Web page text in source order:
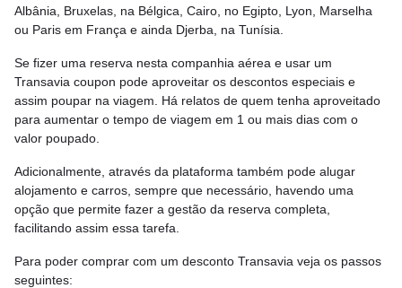
Albânia, Bruxelas, na Bélgica, Cairo, no Egipto, Lyon, Marselha
ou Paris em França e ainda Djerba, na Tunísia.
Se fizer uma reserva nesta companhia aérea e usar um
Transavia coupon pode aproveitar os descontos especiais e
assim poupar na viagem. Há relatos de quem tenha aproveitado
para aumentar o tempo de viagem em 1 ou mais dias com o
valor poupado.
Adicionalmente, através da plataforma também pode alugar
alojamento e carros, sempre que necessário, havendo uma
opção que permite fazer a gestão da reserva completa,
facilitando assim essa tarefa.
Para poder comprar com um desconto Transavia veja os passos
seguintes: